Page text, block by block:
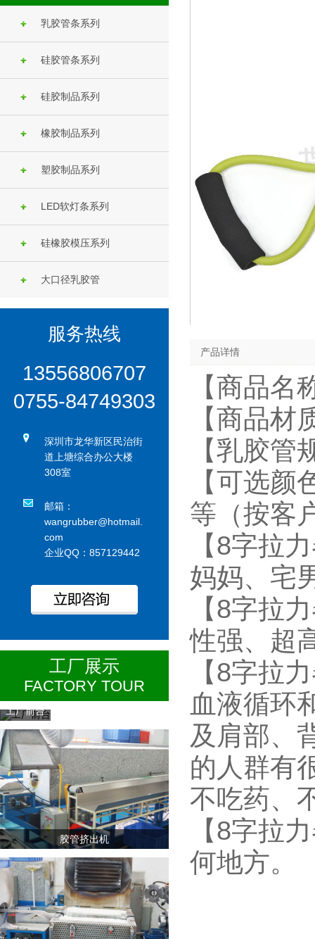
乳胶管条系列
硅胶管条系列
硅胶制品系列
橡胶制品系列
塑胶制品系列
LED软灯条系列
硅橡胶模压系列
大口径乳胶管
服务热线
13556806707
0755-84749303
深圳市龙华新区民治街
道上塘综合办公大楼
308室
邮箱：
wangrubber@hotmail.
com
企业QQ：857129442
工厂展示
FACTORY TOUR
工厂前台
胶管挤出机
产品详情
【商品名
【商品材
【乳胶管
【可选
等（按客
【8字拉
妈妈、宅
【8字拉
性强、超
【8字拉
血液循环
及肩部、
的人群有
不吃药、
【8字拉
何地方。